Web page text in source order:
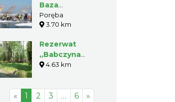
Baza
windsurfingowa
na Zbiorniku Łąka
Poręba
3.70 km
Rezerwat
„Babczyna
Dolina” w Suszcu
4.63 km
« 1 2 3 … 6 »